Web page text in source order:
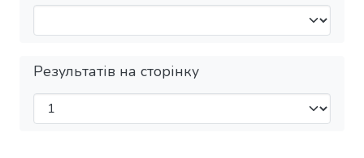
Результатів на сторінку